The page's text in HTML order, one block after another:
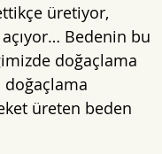
üretiyor,
Bedenin bu
doğaçlama
üreten beden